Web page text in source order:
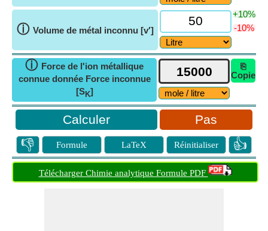
ⓘ Volume de métal inconnu [v′]
+10%
-10%
ⓘ Force de l'ion métallique
connue donnée Force inconnue
[SK]
⎘
Copie
Pas
👎 Formule LaTeX Réinitialiser 👍
Télécharger Chimie analytique Formule PDF